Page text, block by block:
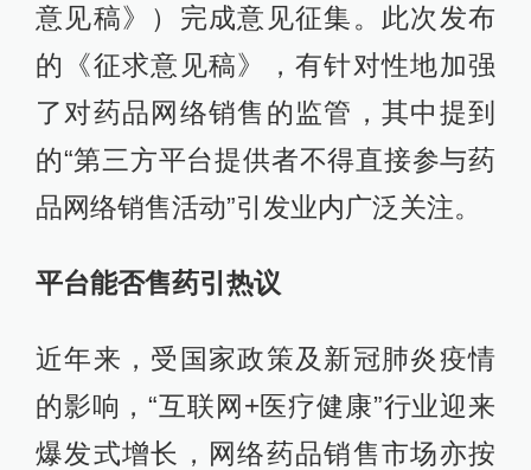
意见稿》）完成意见征集。此次发布
的《征求意见稿》，有针对性地加强
了对药品网络销售的监管，其中提到
的“第三方平台提供者不得直接参与药
品网络销售活动”引发业内广泛关注。
平台能否售药引热议
近年来，受国家政策及新冠肺炎疫情
的影响，“互联网+医疗健康”行业迎来
爆发式增长，网络药品销售市场亦按